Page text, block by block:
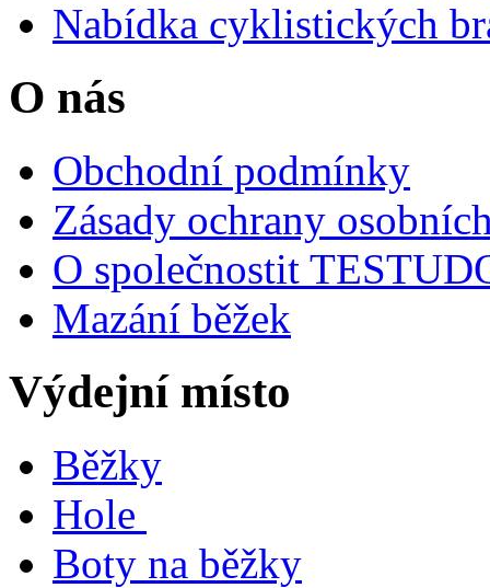
Nabídka cyklistických
O nás
Obchodní podmínky
Zásady ochrany
O společnostit
Mazání běžek
Výdejní místo
Běžky
Hole
Boty na běžky